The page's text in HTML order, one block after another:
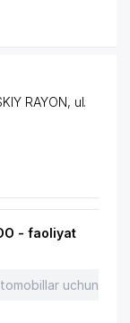
RAYON, ul.
- faoliyat
uchun